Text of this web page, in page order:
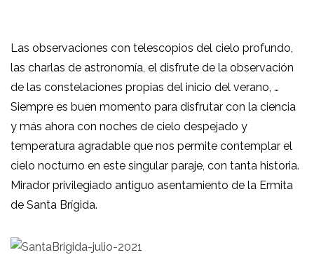
Las observaciones con telescopios del cielo profundo,
las charlas de astronomía, el disfrute de la observación
de las constelaciones propias del inicio del verano, …
Siempre es buen momento para disfrutar con la ciencia
y más ahora con noches de cielo despejado y
temperatura agradable que nos permite contemplar el
cielo nocturno en este singular paraje, con tanta historia.
Mirador privilegiado antiguo asentamiento de la Ermita
de Santa Brígida.